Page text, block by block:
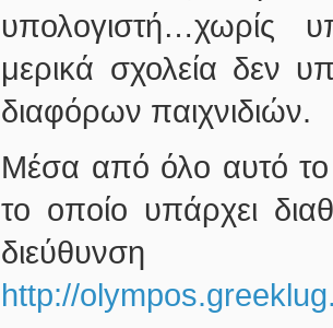
υπολογιστή…χωρίς
μερικά σχολεία δεν
διαφόρων παιχνιδιών.
Μέσα από όλο αυτό το
το οποίο υπάρχει
διεύθυνση
http://